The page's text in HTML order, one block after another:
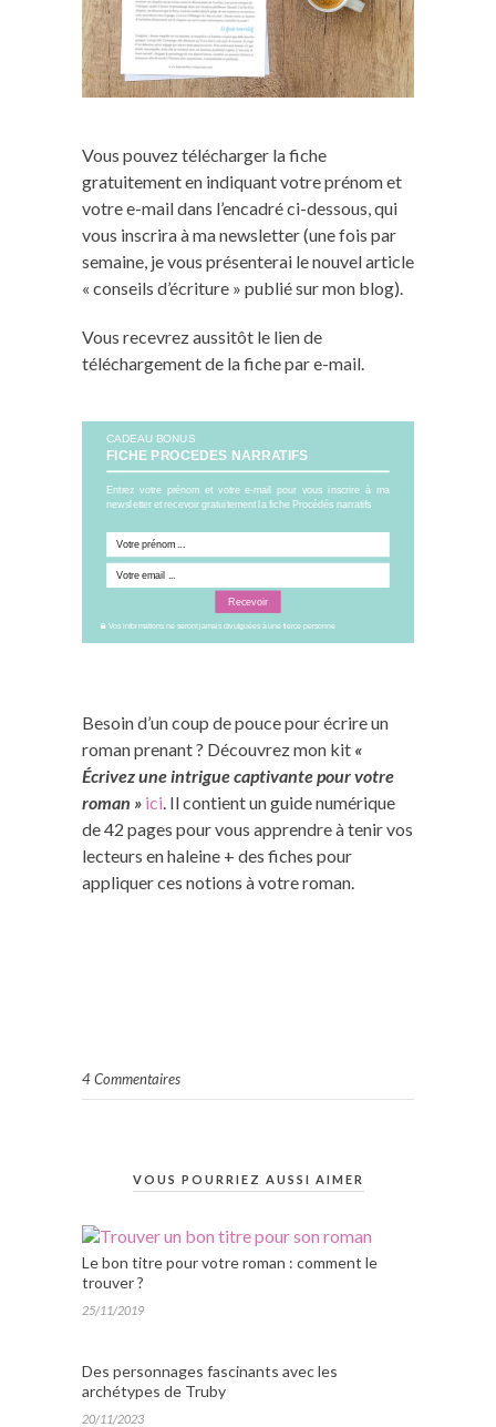
Vous pouvez télécharger la fiche
gratuitement en indiquant votre prénom et
votre e-mail dans l’encadré ci-dessous, qui
vous inscrira à ma newsletter (une fois par
semaine, je vous présenterai le nouvel article
« conseils d’écriture » publié sur mon blog).
Vous recevrez aussitôt le lien de
téléchargement de la fiche par e-mail.
CADEAU BONUS
FICHE PROCEDES NARRATIFS
Entrez votre prénom et votre e-mail pour vous inscrire à ma
newsletter et recevoir gratuitement la fiche Procédés narratifs
Recevoir
Vos informations ne seront jamais divulguées à une tierce personne
Besoin d’un coup de pouce pour écrire un
roman prenant ? Découvrez mon kit «
Écrivez une intrigue captivante pour votre
roman » ici. Il contient un guide numérique
de 42 pages pour vous apprendre à tenir vos
lecteurs en haleine + des fiches pour
appliquer ces notions à votre roman.
4 Commentaires
VOUS POURRIEZ AUSSI AIMER
Le bon titre pour votre roman : comment le
trouver ?
25/11/2019
Des personnages fascinants avec les
archétypes de Truby
20/11/2023